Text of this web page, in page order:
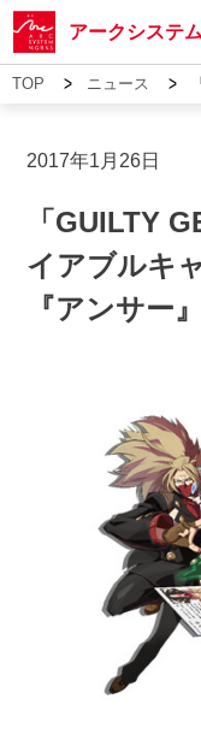
アークシステ
TOP > ニュース >
2017年1月26日
「GUILTY
イアブルキ
『アンサー